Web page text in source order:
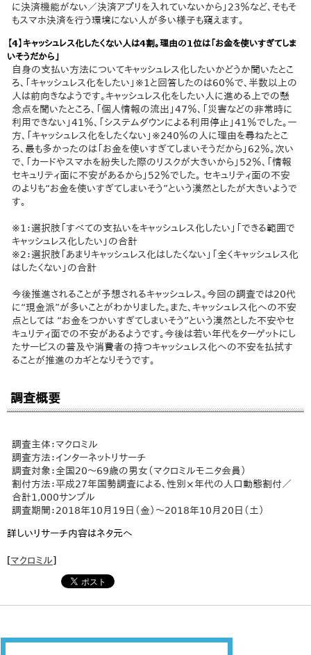
に決済機能がない／決済アプリを入れていないから」23％など、そもそ
もスマホ決済を行う環境にない人が多い様子も窺えます。
【4】キャッシュレス化したくない人は4割。理由の1位は「お金を使いすぎてしま
いそうだから」
自身の支払い方法についてキャッシュレス化したいかどうか聞いたとこ
ろ、「キャッシュレス化をしたい」※1と回答したのは60％で、半数以上の
人は前向きなようです。キャッシュレス化をしたい人に進める上での懸
念点を聞いたところ、「個人情報の流出」47％、「災害などの非常時に
利用できない」41％、「システムダウンによる利用停止」41％でした。一
方、「キャッシュレス化をしたくない」※240％の人に理由を尋ねたとこ
ろ、最も多かったのは「お金を使いすぎてしまいそうだから」62％。次い
で、「カードやスマホを紛失した際のリスクが大きいから」52％、「情報
セキュリティ面に不安があるから」52％でした。 セキュリティ面の不安
のよりも“お金を使いすぎてしまいそう”という漠然としたが大きいようで
す。
※1：選択肢「すべての支払いをキャッシュレス化したい」「できる範囲で
キャッシュレス化したい」の合計
※2：選択肢「あまりキャッシュレス化はしたくない」「全くキャッシュレス化
はしたくない」の合計
今後推進されることが予想されるキャッシュレス。今回の調査では20代
に“現金派”が多いことがわかりました。また、キャッシュレス化への不安
点としては “お金をつかいすぎてしまいそう”という漠然とした不安やセ
キュリティ面での不安があるようです。今後は若い年代をターゲットにし
たサービスの普及や消費者の持つキャッシュレス化への不安を払拭す
ることが推進のカギとなりそうです。
調査概要
調査主体：マクロミル
調査方法：インターネットリサーチ
調査対象：全国20～69歳の男女（マクロミルモニタ会員）
割付方法：平成27年国勢調査による、性別×年代の人口動態割付／
合計1,000サンプル
調査期間：2018年10月19日（金）～2018年10月20日（土）
詳しいリサーチ内容はネタ元へ
[マクロミル]